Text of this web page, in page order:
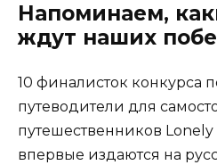
Напоминаем,
ждут наших
10 финалисток конкурса
путеводители для
путешественников
впервые издаются на